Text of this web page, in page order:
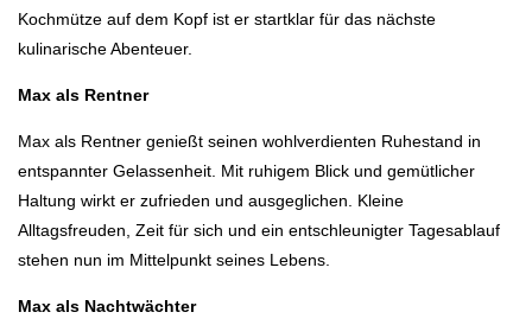
Kochmütze auf dem Kopf ist er startklar für das nächste
kulinarische Abenteuer.
Max als Rentner
Max als Rentner genießt seinen wohlverdienten Ruhestand in
entspannter Gelassenheit. Mit ruhigem Blick und gemütlicher
Haltung wirkt er zufrieden und ausgeglichen. Kleine
Alltagsfreuden, Zeit für sich und ein entschleunigter Tagesablauf
stehen nun im Mittelpunkt seines Lebens.
Max als Nachtwächter